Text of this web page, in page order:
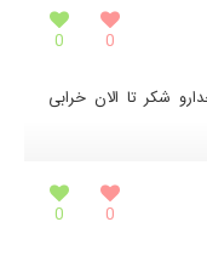
0
0
شکر تا الان خرابی
0
0